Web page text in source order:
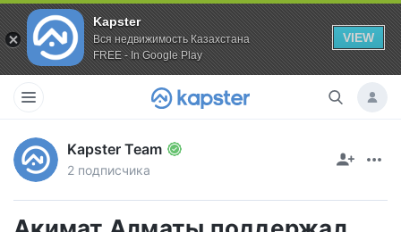
Kapster
Вся недвижимость Казахстана
FREE - In Google Play
VIEW
Kapster Team
2 подписчика